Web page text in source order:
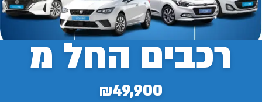
רכבים החל מ
₪49,900